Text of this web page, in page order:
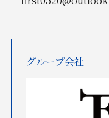
グループ会社